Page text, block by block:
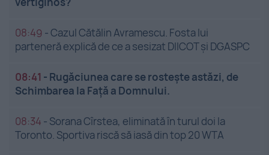
08:49 -Cazul Cătălin Avramescu. Fosta lui
parteneră explică de ce a sesizat DIICOT și DGASPC
08:41 - Rugăciunea care se rostește astăzi, de
Schimbarea la Față a Domnului.
08:34 - Sorana Cîrstea, eliminată în turul doi la
Toronto. Sportiva riscă să iasă din top 20 WTA